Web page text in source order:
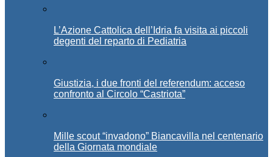
L’Azione Cattolica dell’Idria fa visita ai piccoli
degenti del reparto di Pediatria
Giustizia, i due fronti del referendum: acceso
confronto al Circolo “Castriota”
Mille scout “invadono” Biancavilla nel centenario
della Giornata mondiale